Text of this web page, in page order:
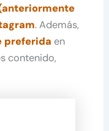
. Además,
preferida en
contenido,